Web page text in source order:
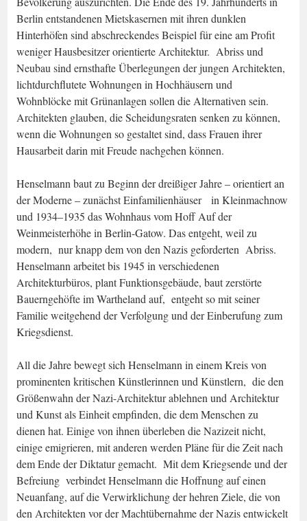
Berlin entstandenen Mietskasernen mit ihren dunklen
Hinterhöfen sind abschreckendes Beispiel für eine am Profit
weniger Hausbesitzer orientierte Architektur. Abriss und
Neubau sind ernsthafte Überlegungen der jungen Architekten,
lichtdurchflutete Wohnungen in Hochhäusern und
Wohnblöcke mit Grünanlagen sollen die Alternativen sein.
Architekten glauben, die Scheidungsraten senken zu können,
wenn die Wohnungen so gestaltet sind, dass Frauen ihrer
Hausarbeit darin mit Freude nachgehen können.
Henselmann baut zu Beginn der dreißiger Jahre – orientiert an
der Moderne – zunächst Einfamilienhäuser in Kleinmachnow
und 1934–1935 das Wohnhaus vom Hoff Auf der
Weinmeisterhöhe in Berlin-Gatow. Das entgeht, weil zu
modern, nur knapp dem von den Nazis geforderten Abriss.
Henselmann arbeitet bis 1945 in verschiedenen
Architekturbüros, plant Funktionsgebäude, baut zerstörte
Bauerngehöfte im Wartheland auf, entgeht so mit seiner
Familie weitgehend der Verfolgung und der Einberufung zum
Kriegsdienst.
All die Jahre bewegt sich Henselmann in einem Kreis von
prominenten kritischen Künstlerinnen und Künstlern, die den
Größenwahn der Nazi-Architektur ablehnen und Architektur
und Kunst als Einheit empfinden, die dem Menschen zu
dienen hat. Einige von ihnen überleben die Nazizeit nicht,
einige emigrieren, mit anderen werden Pläne für die Zeit nach
dem Ende der Diktatur gemacht. Mit dem Kriegsende und der
Befreiung verbindet Henselmann die Hoffnung auf einen
Neuanfang, auf die Verwirklichung der hehren Ziele, die von
den Architekten vor der Machtübernahme der Nazis entwickelt